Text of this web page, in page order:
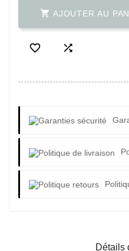
 AJOUTER AU
 
Détails